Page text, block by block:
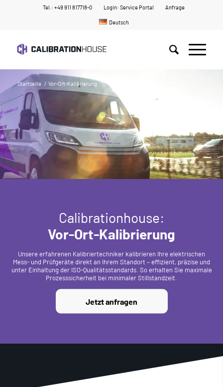
Tel.: +49 911 817718-0 Login: Service Portal Anfrage
Deutsch
Startseite / Vor-Ort-Kalibrierung
Calibrationhouse:
Vor-Ort-Kalibrierung
Unsere erfahrenen Kalibriertechniker kalibrieren Ihre elektrischen
Mess- und Prüfgeräte direkt an Ihrem Standort – effizient, präzise und
unter Einhaltung der ISO-Qualitätsstandards. So erhalten Sie maximale
Prozesssicherheit bei minimaler Stillstandzeit.
Jetzt anfragen